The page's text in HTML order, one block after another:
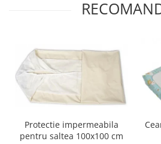
Protectie impermeabila
pentru saltea 100x100 cm